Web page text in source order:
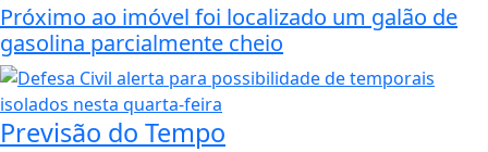
Próximo ao imóvel foi localizado um galão de
gasolina parcialmente cheio
Previsão do Tempo